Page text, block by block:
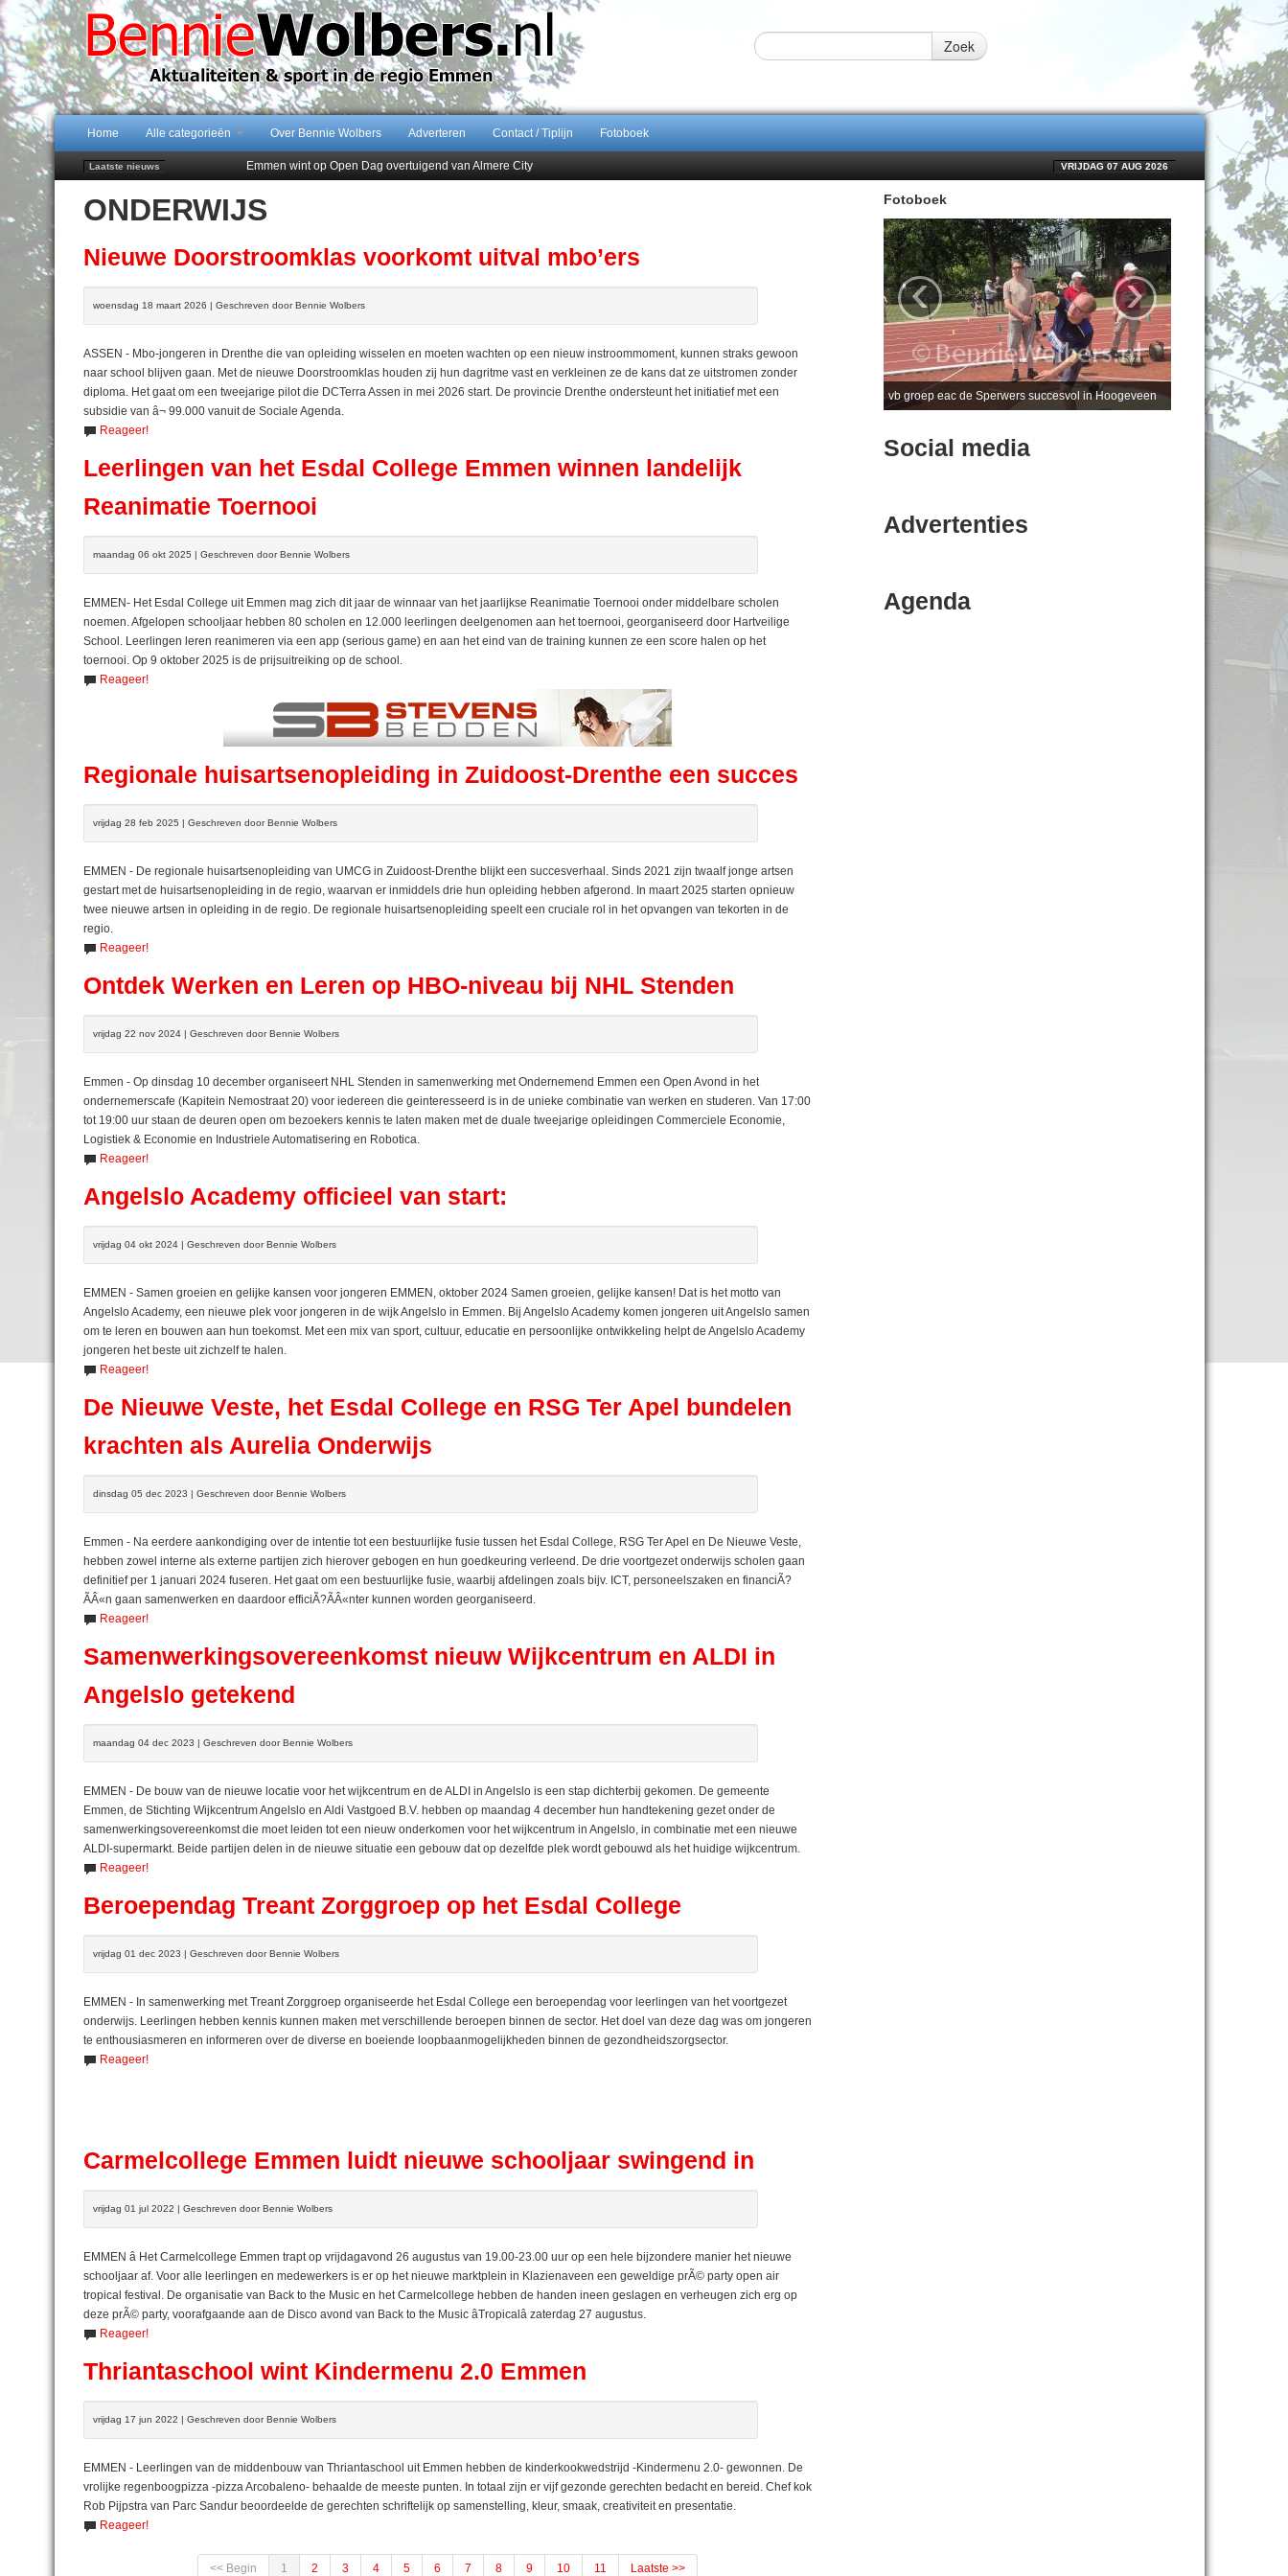
Zoek
Home Alle categorieën Over Bennie Wolbers Adverteren Contact / Tiplijn Fotoboek
Laatste nieuws
Emmen wint op Open Dag overtuigend van Almere City
Jubileumfeest 35 jaar De Amer
Hunzeloopwandeltocht keert op 19 september 2026 terug naar Zuidlaren
VRIJDAG 07 AUG 2026
ONDERWIJS
Nieuwe Doorstroomklas voorkomt uitval mbo’ers
woensdag 18 maart 2026 | Geschreven door Bennie Wolbers
ASSEN - Mbo-jongeren in Drenthe die van opleiding wisselen en moeten wachten op een nieuw instroommoment, kunnen straks gewoon
naar school blijven gaan. Met de nieuwe Doorstroomklas houden zij hun dagritme vast en verkleinen ze de kans dat ze uitstromen zonder
diploma. Het gaat om een tweejarige pilot die DCTerra Assen in mei 2026 start. De provincie Drenthe ondersteunt het initiatief met een
subsidie van â¬ 99.000 vanuit de Sociale Agenda.
Reageer!
Leerlingen van het Esdal College Emmen winnen landelijk
Reanimatie Toernooi
maandag 06 okt 2025 | Geschreven door Bennie Wolbers
EMMEN- Het Esdal College uit Emmen mag zich dit jaar de winnaar van het jaarlijkse Reanimatie Toernooi onder middelbare scholen
noemen. Afgelopen schooljaar hebben 80 scholen en 12.000 leerlingen deelgenomen aan het toernooi, georganiseerd door Hartveilige
School. Leerlingen leren reanimeren via een app (serious game) en aan het eind van de training kunnen ze een score halen op het
toernooi. Op 9 oktober 2025 is de prijsuitreiking op de school.
Reageer!
Regionale huisartsenopleiding in Zuidoost-Drenthe een succes
vrijdag 28 feb 2025 | Geschreven door Bennie Wolbers
EMMEN - De regionale huisartsenopleiding van UMCG in Zuidoost-Drenthe blijkt een succesverhaal. Sinds 2021 zijn twaalf jonge artsen
gestart met de huisartsenopleiding in de regio, waarvan er inmiddels drie hun opleiding hebben afgerond. In maart 2025 starten opnieuw
twee nieuwe artsen in opleiding in de regio. De regionale huisartsenopleiding speelt een cruciale rol in het opvangen van tekorten in de
regio.
Reageer!
Ontdek Werken en Leren op HBO-niveau bij NHL Stenden
vrijdag 22 nov 2024 | Geschreven door Bennie Wolbers
Emmen - Op dinsdag 10 december organiseert NHL Stenden in samenwerking met Ondernemend Emmen een Open Avond in het
ondernemerscafe (Kapitein Nemostraat 20) voor iedereen die geinteresseerd is in de unieke combinatie van werken en studeren. Van 17:00
tot 19:00 uur staan de deuren open om bezoekers kennis te laten maken met de duale tweejarige opleidingen Commerciele Economie,
Logistiek & Economie en Industriele Automatisering en Robotica.
Reageer!
Angelslo Academy officieel van start:
vrijdag 04 okt 2024 | Geschreven door Bennie Wolbers
EMMEN - Samen groeien en gelijke kansen voor jongeren EMMEN, oktober 2024 Samen groeien, gelijke kansen! Dat is het motto van
Angelslo Academy, een nieuwe plek voor jongeren in de wijk Angelslo in Emmen. Bij Angelslo Academy komen jongeren uit Angelslo samen
om te leren en bouwen aan hun toekomst. Met een mix van sport, cultuur, educatie en persoonlijke ontwikkeling helpt de Angelslo Academy
jongeren het beste uit zichzelf te halen.
Reageer!
De Nieuwe Veste, het Esdal College en RSG Ter Apel bundelen
krachten als Aurelia Onderwijs
dinsdag 05 dec 2023 | Geschreven door Bennie Wolbers
Emmen - Na eerdere aankondiging over de intentie tot een bestuurlijke fusie tussen het Esdal College, RSG Ter Apel en De Nieuwe Veste,
hebben zowel interne als externe partijen zich hierover gebogen en hun goedkeuring verleend. De drie voortgezet onderwijs scholen gaan
definitief per 1 januari 2024 fuseren. Het gaat om een bestuurlijke fusie, waarbij afdelingen zoals bijv. ICT, personeelszaken en financiÃ?
ÃÂ«n gaan samenwerken en daardoor efficiÃ?ÃÂ«nter kunnen worden georganiseerd.
Reageer!
Samenwerkingsovereenkomst nieuw Wijkcentrum en ALDI in
Angelslo getekend
maandag 04 dec 2023 | Geschreven door Bennie Wolbers
EMMEN - De bouw van de nieuwe locatie voor het wijkcentrum en de ALDI in Angelslo is een stap dichterbij gekomen. De gemeente
Emmen, de Stichting Wijkcentrum Angelslo en Aldi Vastgoed B.V. hebben op maandag 4 december hun handtekening gezet onder de
samenwerkingsovereenkomst die moet leiden tot een nieuw onderkomen voor het wijkcentrum in Angelslo, in combinatie met een nieuwe
ALDI-supermarkt. Beide partijen delen in de nieuwe situatie een gebouw dat op dezelfde plek wordt gebouwd als het huidige wijkcentrum.
Reageer!
Beroependag Treant Zorggroep op het Esdal College
vrijdag 01 dec 2023 | Geschreven door Bennie Wolbers
EMMEN - In samenwerking met Treant Zorggroep organiseerde het Esdal College een beroependag voor leerlingen van het voortgezet
onderwijs. Leerlingen hebben kennis kunnen maken met verschillende beroepen binnen de sector. Het doel van deze dag was om jongeren
te enthousiasmeren en informeren over de diverse en boeiende loopbaanmogelijkheden binnen de gezondheidszorgsector.
Reageer!
Carmelcollege Emmen luidt nieuwe schooljaar swingend in
vrijdag 01 jul 2022 | Geschreven door Bennie Wolbers
EMMEN â Het Carmelcollege Emmen trapt op vrijdagavond 26 augustus van 19.00-23.00 uur op een hele bijzondere manier het nieuwe
schooljaar af. Voor alle leerlingen en medewerkers is er op het nieuwe marktplein in Klazienaveen een geweldige prÃ© party open air
tropical festival. De organisatie van Back to the Music en het Carmelcollege hebben de handen ineen geslagen en verheugen zich erg op
deze prÃ© party, voorafgaande aan de Disco avond van Back to the Music âTropicalâ zaterdag 27 augustus.
Reageer!
Thriantaschool wint Kindermenu 2.0 Emmen
vrijdag 17 jun 2022 | Geschreven door Bennie Wolbers
EMMEN - Leerlingen van de middenbouw van Thriantaschool uit Emmen hebben de kinderkookwedstrijd -Kindermenu 2.0- gewonnen. De
vrolijke regenboogpizza -pizza Arcobaleno- behaalde de meeste punten. In totaal zijn er vijf gezonde gerechten bedacht en bereid. Chef kok
Rob Pijpstra van Parc Sandur beoordeelde de gerechten schriftelijk op samenstelling, kleur, smaak, creativiteit en presentatie.
Reageer!
<< Begin 1 2 3 4 5 6 7 8 9 10 11 Laatste >>
Fotoboek
vb groep eac de Sperwers succesvol in Hoogeveen
‹ ›
Social media
Advertenties
Agenda